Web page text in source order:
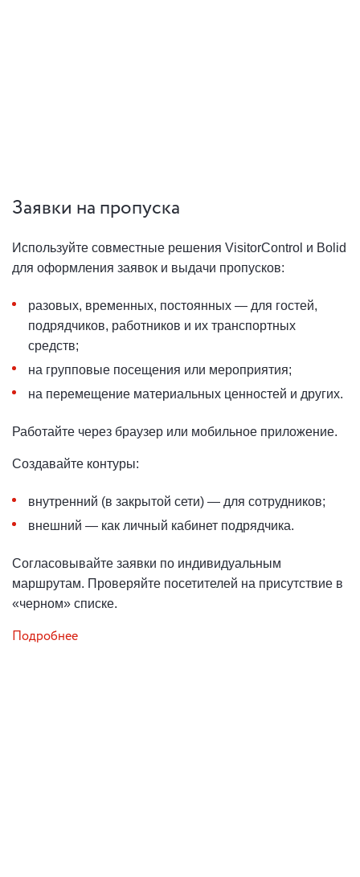
Заявки на пропуска
Используйте совместные решения VisitorControl и Bolid
для оформления заявок и выдачи пропусков:
разовых, временных, постоянных — для гостей,
подрядчиков, работников и их транспортных
средств;
на групповые посещения или мероприятия;
на перемещение материальных ценностей и других.
Работайте через браузер или мобильное приложение.
Создавайте контуры:
внутренний (в закрытой сети) — для сотрудников;
внешний — как личный кабинет подрядчика.
Согласовывайте заявки по индивидуальным
маршрутам. Проверяйте посетителей на присутствие в
«черном» списке.
Подробнее